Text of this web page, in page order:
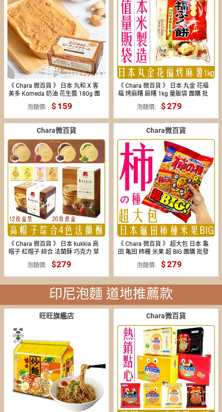
《 Chara 微百貨 》 日本 丸和 X 客
美多 Komeda 奶油 花生醬 180g 團
泡麵價 159
《 Chara 微百貨 》 日本 丸金 花福
福 烤麻糬 麻糬 1kg 量販袋 團購 批
泡麵價 279
Chara微百貨
《 Chara 微百貨 》 日本 kukkia 高
帽子 紅帽子 綜合 法蘭酥 巧克力 草
莓 抹茶 盒裝 禮盒
泡麵價 169
279
Chara微百貨
《 Chara 微百貨 》 超大包 日本 龜
田 亀田 柿種 米果 超 BIG 團購 批發
零嘴 400g 50g 8包入
泡麵價 279
印尼泡麵 道地推薦款
旺旺旗艦店 Chara微百貨